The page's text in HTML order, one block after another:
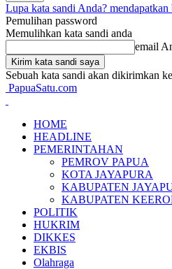
Lupa kata sandi Anda? mendapatkan
Pemulihan password
Memulihkan kata sandi anda
email
Sebuah kata sandi akan dikirimkan
PapuaSatu.com
HOME
HEADLINE
PEMERINTAHAN
PEMROV PAPUA
KOTA JAYAPURA
KABUPATEN
KABUPATEN
POLITIK
HUKRIM
DIKKES
EKBIS
Olahraga